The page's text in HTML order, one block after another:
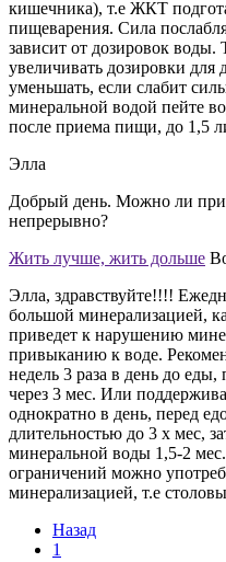
кишечника), т.е ЖКТ
пищеварения. Сила
зависит от дозировок
увеличивать дозировки
уменьшать, если слабит
минеральной водой пейте
после приема пищи, до 1,5
Элла
Добрый день. Можно ли
непрерывно?
Жить лучше, жить дольше
Элла, здравствуйте!!!!
большой минерализацией,
приведет к нарушению
привыканию к воде.
недель 3 раза в день до
через 3 мес. Или
однократно в день, перед
длительностью до 3 х мес,
минеральной воды 1,5-2
ограничений можно
минерализацией, т.е
Назад
1